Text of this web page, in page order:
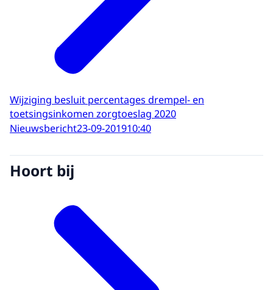
Wijziging besluit percentages drempel- en
toetsingsinkomen zorgtoeslag 2020
Nieuwsbericht23-09-201910:40
Hoort bij